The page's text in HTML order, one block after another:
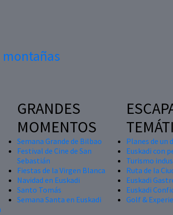
GRANDES
MOMENTOS
Semana Grande de Bilbao
Festival de Cine de San
Sebastián
Fiestas de la Virgen Blanca
Navidad en Euskadi
Santo Tomás
Semana Santa en Euskadi
Planes de un
Euskadi con
Turismo
Ruta de la
Euskadi
Euskadi
Golf &